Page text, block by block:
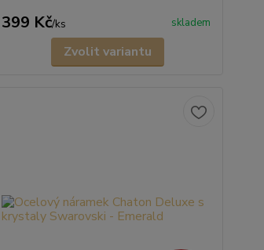
399 Kč/ks skladem
Zvolit variantu